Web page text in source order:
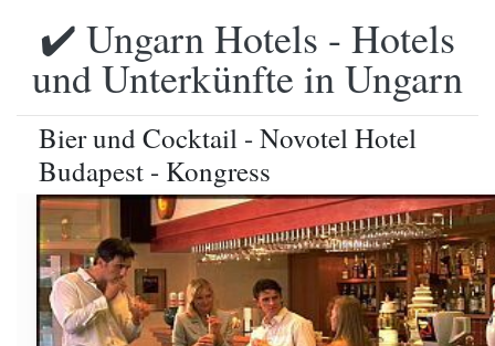
✔️ Ungarn Hotels - Hotels
und Unterkünfte in Ungarn
Bier und Cocktail - Novotel Hotel
Budapest - Kongress